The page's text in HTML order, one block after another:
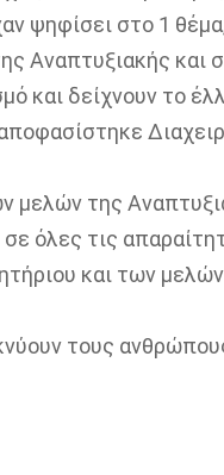
ψηφίσει στο 1
Αναπτυξιακής και
και δείχνουν το
της
όλες τις
και των
τους